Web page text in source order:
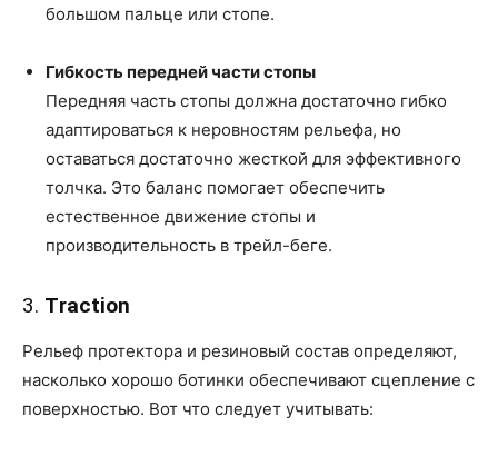
большом пальце или стопе.
Гибкость передней части стопы
Передняя часть стопы должна достаточно гибко
адаптироваться к неровностям рельефа, но
оставаться достаточно жесткой для эффективного
толчка. Это баланс помогает обеспечить
естественное движение стопы и
производительность в трейл-беге.
3. Тraction
Рельеф протектора и резиновый состав определяют,
насколько хорошо ботинки обеспечивают сцепление с
поверхностью. Вот что следует учитывать: